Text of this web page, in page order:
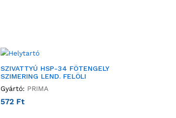
SZIVATTYÚ HSP-34 FÖTENGELY
SZIMERING LEND. FELÖLI
Gyártó: PRIMA
572 Ft